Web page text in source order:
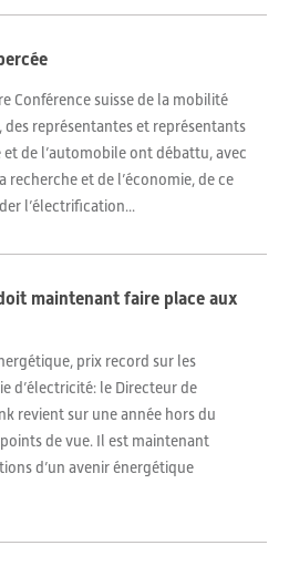
Conférence suisse de la mobilité
des représentantes et représentants
et de l’automobile ont débattu, avec
recherche et de l’économie, de ce
l’électrification...
maintenant faire place aux
prix record sur les
d’électricité: le Directeur de
revient sur une année hors du
de vue. Il est maintenant
d’un avenir énergétique